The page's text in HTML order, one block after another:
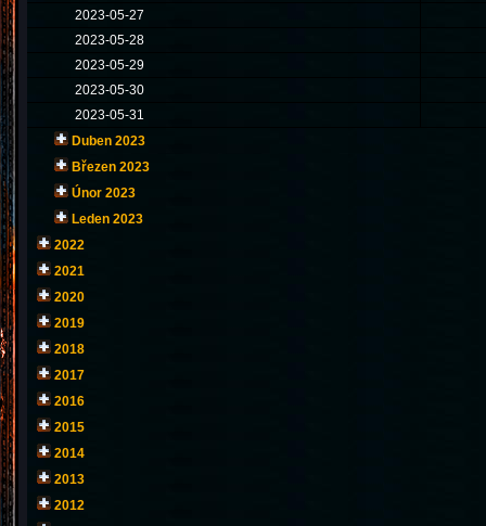
2023-05-27
2023-05-28
2023-05-29
2023-05-30
2023-05-31
Duben 2023
Březen 2023
Únor 2023
Leden 2023
2022
2021
2020
2019
2018
2017
2016
2015
2014
2013
2012